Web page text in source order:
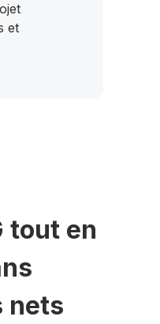
et
tout en
nets